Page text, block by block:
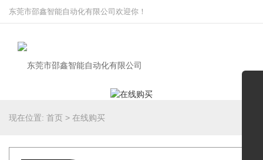
东莞市邵鑫智能自动化有限公司欢迎你！
现在位置: 首页 > 在线购买